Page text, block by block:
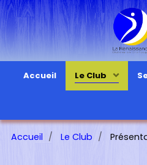
Accueil Le Club
Accueil Le Club